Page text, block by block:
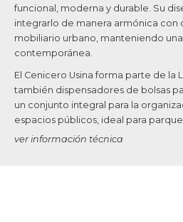
funcional, moderna y durable. Su
integrarlo de manera armónica con
mobiliario urbano, manteniendo
contemporánea.
El Cenicero Usina forma parte de la
también dispensadores de bolsas
un conjunto integral para la
espacios públicos, ideal para
ver información técnica